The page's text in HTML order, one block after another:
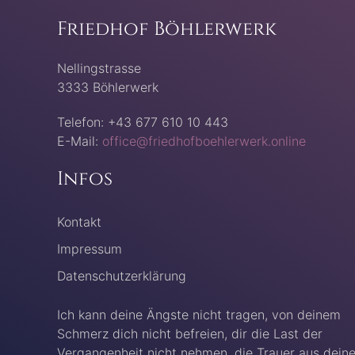
Friedhof Böhlerwerk
Nellingstrasse
3333 Böhlerwerk
Telefon: +43 677 610 10 443
E-Mail: office@friedhofboehlerwerk.online
Infos
Kontakt
Impressum
Datenschutzerklärung
Ich kann deine Ängste nicht tragen, von deinem
Schmerz dich nicht befreien, dir die Last der